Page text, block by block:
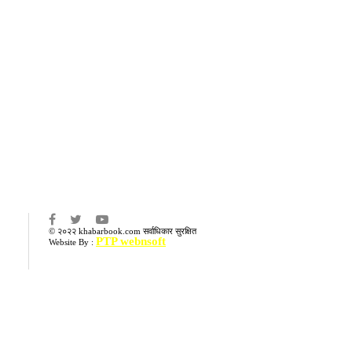
© २०२२ khabarbook.com सर्वाधिकार सुरक्षित
Website By : PTP webnsoft